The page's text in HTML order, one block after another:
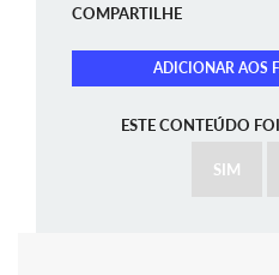
COMPARTILHE
ADICIONAR AOS
ESTE CONTEÚDO
SIM